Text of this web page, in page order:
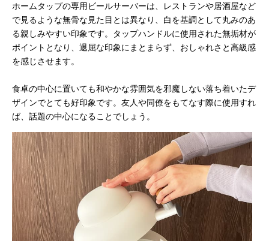
ホームタップの専用ビールサーバーは、レストランや居酒屋など
で見るような無骨な見た目とは異なり、白を基調として丸みのあ
る親しみやすい印象です。タップハンドルに使用された無垢材が
ポイントとなり、退屈な印象にまとまらず、おしゃれさと高級感
を感じさせます。
食卓の中心に置いても和やかな雰囲気を邪魔しない落ち着いたデ
ザインでとても好印象です。友人や同僚をもてなす際に使用すれ
ば、話題の中心になることでしょう。